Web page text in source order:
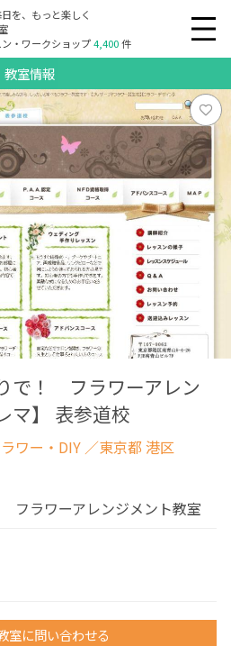
を、もっと楽しく
・ワークショップ4,400件
教室情報
で！ フラワーアレン
マ】 表参道校
ワー・DIY ／東京都 港区
フラワーアレンジメント教室
室に問い合わせる